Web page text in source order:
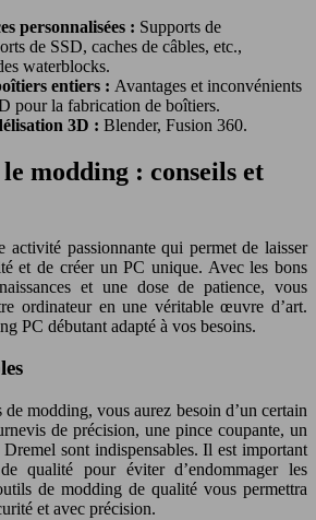
personnalisées : Supports de
de SSD, caches de câbles, etc.,
waterblocks.
entiers : Avantages et inconvénients
pour la fabrication de boîtiers.
3D : Blender, Fusion 360.
modding : conseils et
activité passionnante qui permet de laisser
et de créer un PC unique. Avec les bons
et une dose de patience, vous
ordinateur en une véritable œuvre d’art.
PC débutant adapté à vos besoins.
modding, vous aurez besoin d’un certain
de précision, une pince coupante, un
sont indispensables. Il est important
qualité pour éviter d’endommager les
de modding de qualité vous permettra
et avec précision.